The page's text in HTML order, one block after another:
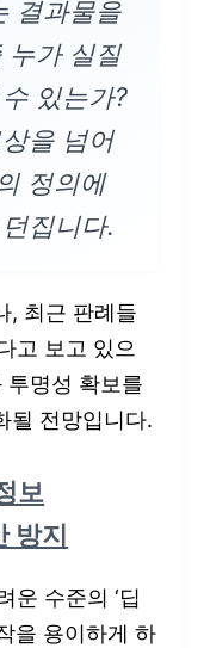
결과물을
누가 실질
있는가?
을 넘어
정의에
집니다.
, 최근 판례들
고 보고 있으
투명성 확보를
될 전망입니다.
보
지
운 수준의 ‘딥
을 용이하게 하